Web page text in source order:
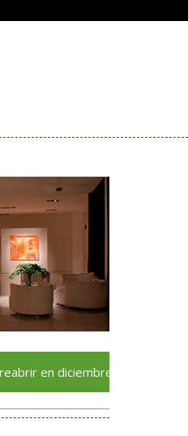
tras avance del 70 %